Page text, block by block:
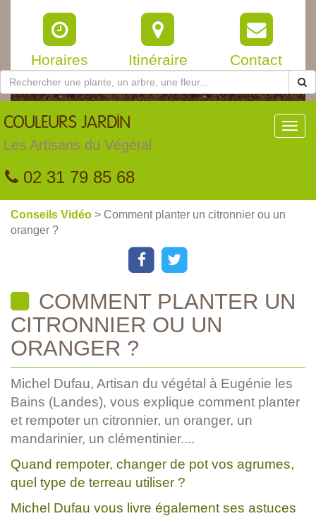
Horaires Itinéraire Contact
COULEURS JARDIN
Les Artisans du Végétal
02 31 79 85 68
Conseils Vidéo > Comment planter un citronnier ou un
oranger ?
COMMENT PLANTER UN
CITRONNIER OU UN
ORANGER ?
Michel Dufau, Artisan du végétal à Eugénie les
Bains (Landes), vous explique comment planter
et rempoter un citronnier, un oranger, un
mandarinier, un clémentinier....
Quand rempoter, changer de pot vos agrumes,
quel type de terreau utiliser ?
Michel Dufau vous livre également ses astuces